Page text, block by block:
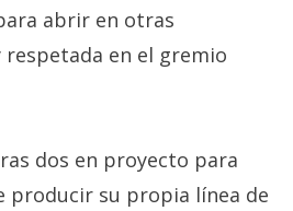
abrir en otras
respetada en el gremio
dos en proyecto para
producir su propia línea de